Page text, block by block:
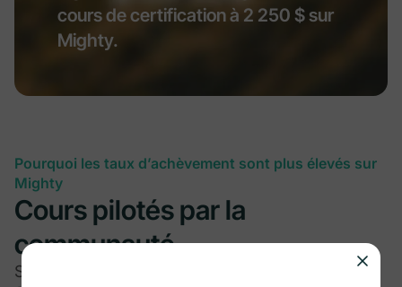
cours de certification à 2 250 $ sur
Mighty.
Pourquoi les taux d’achèvement sont plus élevés sur
Mighty
Cours pilotés par la
communauté
Sur d’autres plateformes, les cours vivent seuls.